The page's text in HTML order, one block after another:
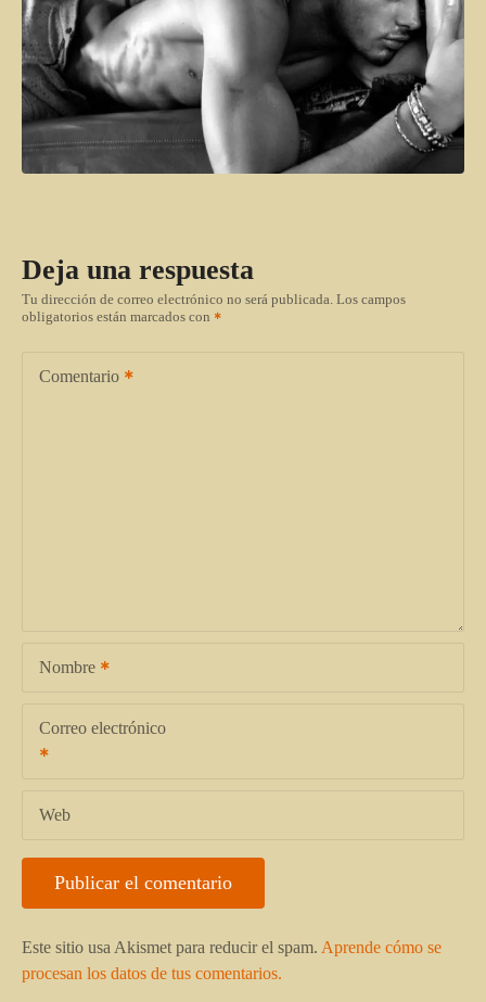
Deja una respuesta
Tu dirección de correo electrónico no será publicada. Los campos
obligatorios están marcados con
Comentario
Nombre
Correo electrónico
Web
Este sitio usa Akismet para reducir el spam. Aprende cómo se
procesan los datos de tus comentarios.